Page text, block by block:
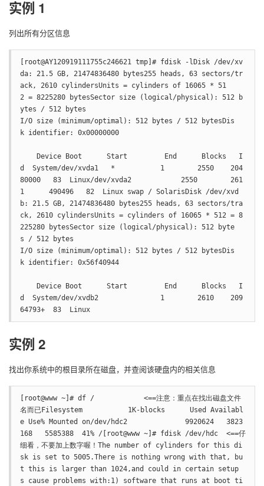
实例 1
列出所有分区信息
[root@AY120919111755c246621 tmp]# fdisk -lDisk /dev/xv
da: 21.5 GB, 21474836480 bytes255 heads, 63 sectors/tr
ack, 2610 cylindersUnits = cylinders of 16065 * 51
2 = 8225280 bytesSector size (logical/physical): 512 b
ytes / 512 bytes
I/O size (minimum/optimal): 512 bytes / 512 bytesDis
k identifier: 0x00000000
Device Boot      Start         End      Blocks   I
d  System/dev/xvda1   *           1        2550    204
80000   83  Linux/dev/xvda2            2550        261
1      490496   82  Linux swap / SolarisDisk /dev/xvd
b: 21.5 GB, 21474836480 bytes255 heads, 63 sectors/tra
ck, 2610 cylindersUnits = cylinders of 16065 * 512 = 8
225280 bytesSector size (logical/physical): 512 byte
s / 512 bytes
I/O size (minimum/optimal): 512 bytes / 512 bytesDis
k identifier: 0x56f40944
Device Boot      Start         End      Blocks   I
d  System/dev/xvdb2               1        2610    209
64793+  83  Linux
实例 2
找出你系统中的根目录所在磁盘，并查阅该硬盘内的相关信息
[root@www ~]# df /            <==注意：重点在找出磁盘文件
名而已Filesystem           1K-blocks      Used Availabl
e Use% Mounted on/dev/hdc2              9920624   3823
168   5585388  41% /[root@www ~]# fdisk /dev/hdc  <==仔
细看，不要加上数字喔！The number of cylinders for this di
sk is set to 5005.There is nothing wrong with that, bu
t this is larger than 1024,and could in certain setup
s cause problems with:1) software that runs at boot ti